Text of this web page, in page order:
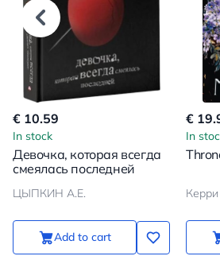
€ 10.59
In stock
Девочка, которая всегда
смеялась последней
ЦЫПКИН А.Е.
Add to cart
€
In